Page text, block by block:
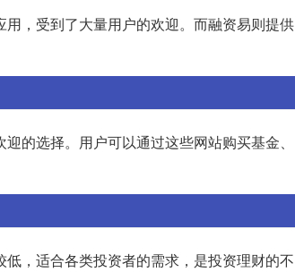
，受到了大量用户的欢迎。而融资易则提供
的选择。用户可以通过这些网站购买基金、
，适合各类投资者的需求，是投资理财的不